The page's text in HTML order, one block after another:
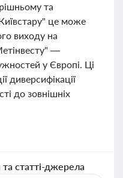
та
це може
виходу на
—
у Європі. Ці
диверсифікації
до зовнішніх
статті-джерела